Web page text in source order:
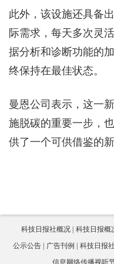
此外，该设施还具备
际需求，每天多次灵
据分析和诊断功能的
终保持在最佳状态。
曼恩公司表示，这一
施脱碳的重要一步，
供了一个可供借鉴的
科技日报社概况 科技日报概
公示公告
广告刊例 科技日报
信息网络传播视听